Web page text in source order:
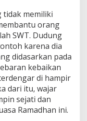
tidak memiliki
orang
SWT. Dudung
karena dia
didasarkan pada
kebaikan
di hampir
dari itu, wajar
sejati dan
Ramadhan ini.